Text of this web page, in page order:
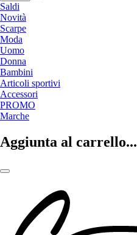
Saldi
Novità
Scarpe
Moda
Uomo
Donna
Bambini
Articoli sportivi
Accessori
PROMO
Marche
Aggiunta al carrello...